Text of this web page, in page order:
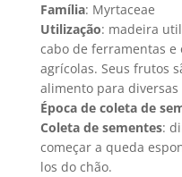
Família: Myrtaceae
Utilização: madeira
cabo de ferramentas e
agrícolas. Seus frutos
alimento para diversas
Época de coleta de
Coleta de sementes:
começar a queda
los do chão.